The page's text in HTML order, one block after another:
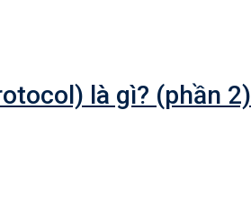
là gì? (phần 2)